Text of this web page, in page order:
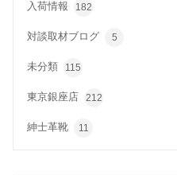
入荷情報 182
対談取材ブログ 5
未分類 115
東京銀座店 212
紳士革靴 11